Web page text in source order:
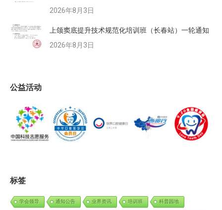
2026年8月3日
上颌窦底提升技术规范化培训班（长春站）一轮通知
2026年8月3日
公益活动
标签
学会领导 通知公告 业界资讯 培训班 科普园地